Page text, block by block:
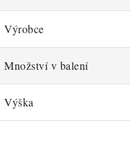
Výrobce
Množství v balení
Výška